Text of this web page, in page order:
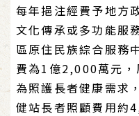
每年挹注經費予地方
文化傳承或多功能服
區原住民族綜合服務
費為1億2,000萬元
為照護長者健康需求
健站長者照顧費用約